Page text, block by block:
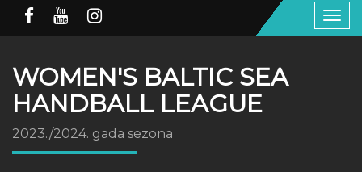
WOMEN'S BALTIC SEA
HANDBALL LEAGUE
2023./2024. gada sezona